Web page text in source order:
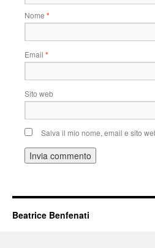
Nome *
Email *
Sito web
Salva il mio nome, email e sito
Beatrice Benfenati